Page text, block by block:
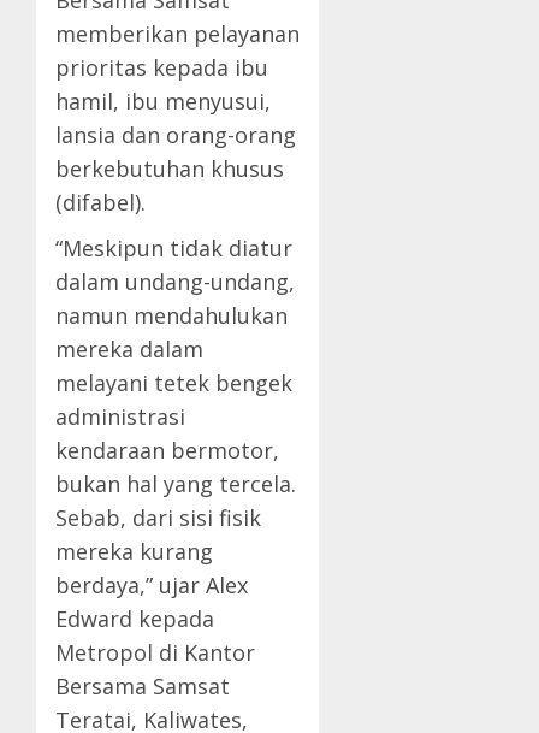
memberikan pelayanan
prioritas kepada ibu
hamil, ibu menyusui,
lansia dan orang-orang
berkebutuhan khusus
(difabel).
“Meskipun tidak diatur
dalam undang-undang,
namun mendahulukan
mereka dalam
melayani tetek bengek
administrasi
kendaraan bermotor,
bukan hal yang tercela.
Sebab, dari sisi fisik
mereka kurang
berdaya,” ujar Alex
Edward kepada
Metropol di Kantor
Bersama Samsat
Teratai, Kaliwates,